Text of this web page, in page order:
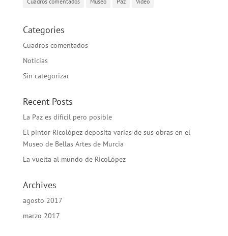
Categories
Cuadros comentados
Noticias
Sin categorizar
Recent Posts
La Paz es difícil pero posible
El pintor Ricolópez deposita varias de sus obras en el
Museo de Bellas Artes de Murcia
La vuelta al mundo de RicoLópez
Archives
agosto 2017
marzo 2017